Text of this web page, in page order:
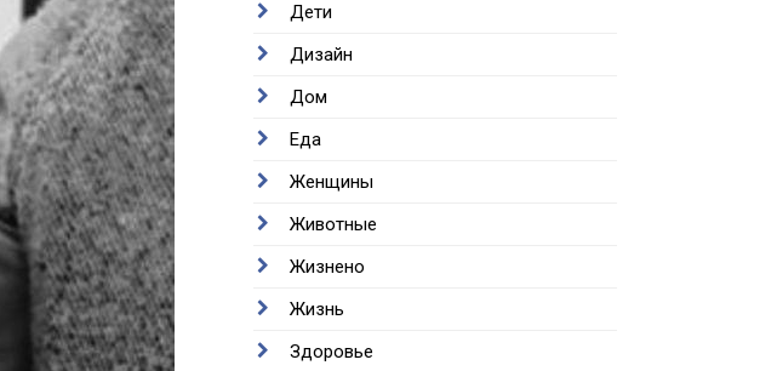
Дети
Дизайн
Дом
Еда
Женщины
Животные
Жизнено
Жизнь
Здоровье